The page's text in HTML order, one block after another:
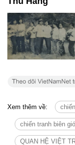
Xem thêm về:
chiến tranh biên
QUAN HỆ VIỆT